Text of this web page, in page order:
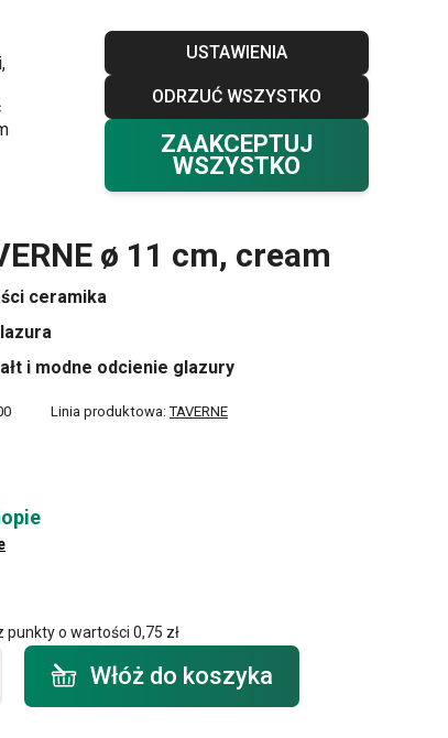
USTAWIENIA
ODRZUĆ WSZYSTKO
ZAAKCEPTUJ
WSZYSTKO
Blog Klub TESCOMA Kontakt
Zaloguj się
0 Twój koszyk
0,00 zł
ø 11 cm, cream
ceramika
i modne odcienie glazury
Linia produktowa:TAVERNE
punkty o wartości 0,75 zł
- ilość
Włóż do koszyka